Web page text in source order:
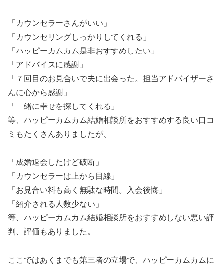
「カウンセラーさんがいい」
「カウンセリングしっかりしてくれる」
「ハッピーカムカム是非おすすめしたい」
「アドバイスに感謝」
「７回目のお見合いで夫に出会った。担当アドバイザーさ
んに心から感謝」
「一緒に幸せを探してくれる」
等、ハッピーカムカム結婚相談所をおすすめする良い口コ
ミもたくさんありましたが、
「成婚退会したけど破断」
「カウンセラーは上から目線」
「お見合い料も高く無駄な時間。入会後悔」
「紹介される人数少ない」
等、ハッピーカムカム結婚相談所をおすすめしない悪い評
判、評価もありました。
ここではあくまでも第三者の立場で、ハッピーカムカムに